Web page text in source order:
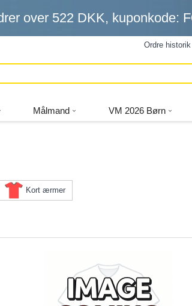
over 522 DKK, kuponkode:
Ordre historik
Målmand VM 2026 Børn
Kort ærmer